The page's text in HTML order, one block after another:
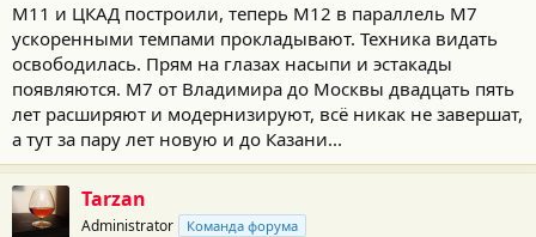
М11 и ЦКАД построили, теперь М12 в параллель М7
ускоренными темпами прокладывают. Техника видать
освободилась. Прям на глазах насыпи и эстакады
появляются. М7 от Владимира до Москвы двадцать пять
лет расширяют и модернизируют, всё никак не завершат,
а тут за пару лет новую и до Казани...
Tarzan
Administrator Команда форума